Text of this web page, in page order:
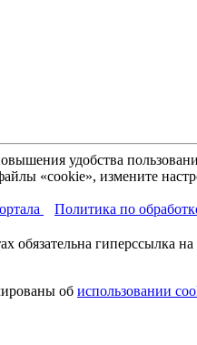
удобства
«cookie», измените
Политика по
обязательна гиперссылка на
об использовании